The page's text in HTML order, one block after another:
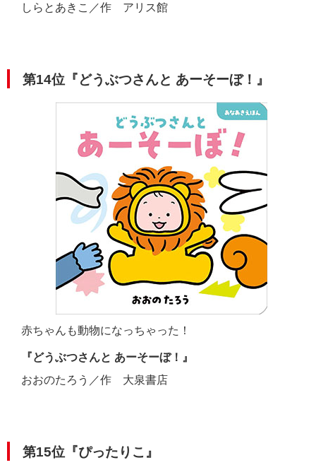
しらとあきこ／作 アリス館
第14位『どうぶつさんと あーそーぼ！』
赤ちゃんも動物になっちゃった！
『どうぶつさんと あーそーぼ！』
おおのたろう／作 大泉書店
第15位『ぴったりこ』